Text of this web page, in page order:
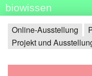
biowissen
Startseite
Über biowissen Aktuell
Online-Ausstellung
Projekt und